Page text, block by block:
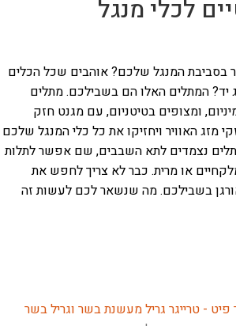
לכלי מנגל
בסביבת המנגל שלכם? אוהבים שכל הכלים
יד? המתלים האלו הם בשבילכם. מתלים
ומצופים בטיטניום, עם מגנט חזק
מזג האוויר ויחזיקו את כל כלי המנגל שלכם
נצמדים לתא השבבים, שם אפשר לתלות
או מרית. כבר לא צריך לחפש את
בשבילכם. מה שנשאר לכם לעשות זה